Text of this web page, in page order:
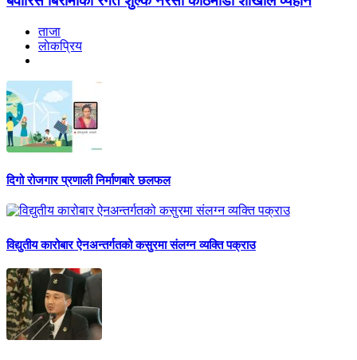
ताजा
लाेकप्रिय
दिगो रोजगार प्रणाली निर्माणबारे छलफल
विद्युतीय कारोबार ऐनअन्तर्गतको कसुरमा संलग्न व्यक्ति पक्राउ